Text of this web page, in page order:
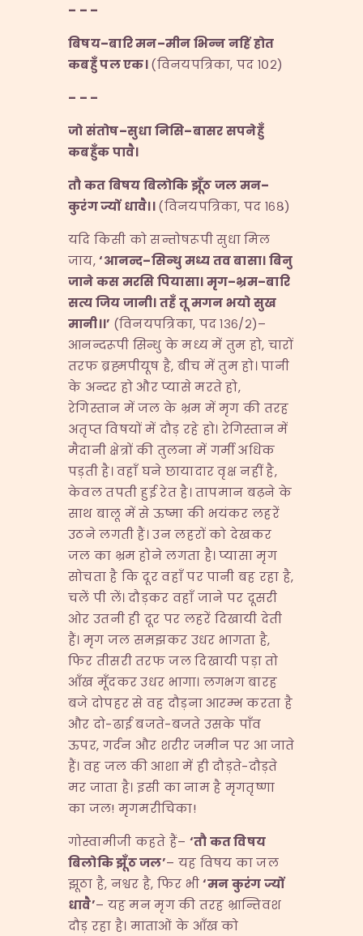
– – –
बिषय–बारि मन–मीन भिन्न नहिं होत
कबहुँ पल एक।(विनयपत्रिका, पद १०२)
– – –
जो संतोष–सुधा निसि–बासर सपनेहुँ
कबहुँक पावै।
तौ कत बिषय बिलोकि झूँठ जल मन–
कुरंग ज्यों धावै।।(विनयपत्रिका, पद १६८)
यदि किसी को सन्तोषरूपी सुधा मिल
जाय,‘आनन्द–सिन्धु मध्य तव बासा। बिनु
जाने कस मरसि पियासा। मृग–भ्रम–बारि
सत्य जिय जानी। तहँ तू मगन भयो सुख
मानी।।’ (विनयपत्रिका, पद १३६/२)–
आनन्दरूपी सिन्धु के मध्य में तुम हो, चारों
तरफ ब्रह्मपीयूष है, बीच में तुम हो। पानी
के अन्दर हो और प्यासे मरते हो,
रेगिस्तान में जल के भ्रम में मृग की तरह
अतृप्त विषयों में दौड़ रहे हो। रेगिस्तान में
मैदानी क्षेत्रों की तुलना में गर्मी अधिक
पड़ती है। वहाँ घने छायादार वृक्ष नहीं है,
केवल तपती हुई रेत है। तापमान बढ़ने के
साथ बालू में से ऊष्मा की भयंकर लहरें
उठने लगती हैं। उन लहरों को देखकर
जल का भ्रम होने लगता है। प्यासा मृग
सोचता है कि दूर वहाँ पर पानी बह रहा है,
चलें पी लें। दौड़कर वहाँ जाने पर दूसरी
ओर उतनी ही दूर पर लहरें दिखायी देती
हैं। मृग जल समझकर उधर भागता है,
फिर तीसरी तरफ जल दिखायी पड़ा तो
आँख मूँदकर उधर भागा। लगभग बारह
बजे दोपहर से वह दौड़ना आरम्भ करता है
और दो-ढाई बजते-बजते उसके पाँव
ऊपर, गर्दन और शरीर जमीन पर आ जाते
हैं। वह जल की आशा में ही दौड़ते-दौड़ते
मर जाता है। इसी का नाम है मृगतृष्णा
का जल! मृगमरीचिका!
गोस्वामीजी कहते हैं– ‘तौ कत विषय
बिलोकि झूँठ जल’– यह विषय का जल
झूठा है, नश्वर है, फिर भी‘मन कुरंग ज्यों
धावै’– यह मन मृग की तरह भ्रान्तिवश
दौड़ रहा है। माताओं के आँख को